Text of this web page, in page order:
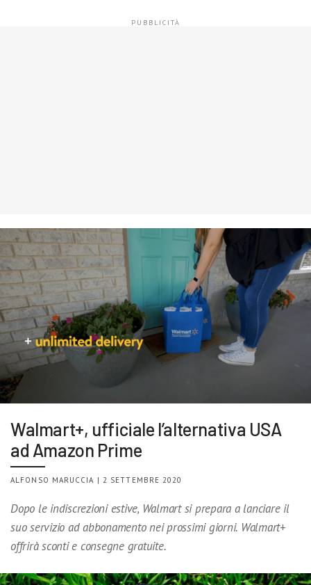
Walmart+, ufficiale l’alternativa USA
ad Amazon Prime
ALFONSO MARUCCIA | 2 SETTEMBRE 2020
Dopo le indiscrezioni estive, Walmart si prepara a lanciare il
suo servizio ad abbonamento nei prossimi giorni. Walmart+
offrirà sconti e consegne gratuite.